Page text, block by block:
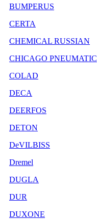
BUMPERUS
CERTA
CHEMICAL RUSSIAN
CHICAGO PNEUMATIC
COLAD
DECA
DEERFOS
DETON
DeVILBISS
Dremel
DUGLA
DUR
DUXONE